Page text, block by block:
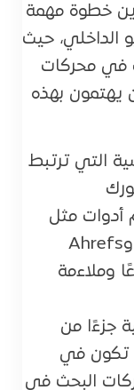
خطوة مهمة
الداخلي، حيث
في محركات
يهتمون بهذه
التي ترتبط
أدوات مثل
Google Keyword Planner وAhrefs
وملاءمة
جزءًا من
تكون في
البحث في